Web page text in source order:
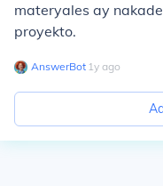
materyales ay
proyekto.
AnswerBot∙ 1y ago